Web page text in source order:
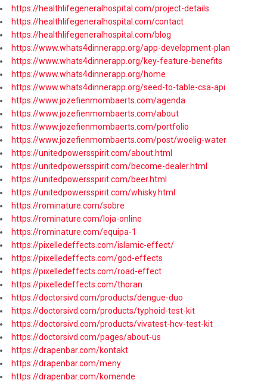
https://healthlifegeneralhospital.com/project-details
https://healthlifegeneralhospital.com/contact
https://healthlifegeneralhospital.com/blog
https://www.whats4dinnerapp.org/app-development-plan
https://www.whats4dinnerapp.org/key-feature-benefits
https://www.whats4dinnerapp.org/home
https://www.whats4dinnerapp.org/seed-to-table-csa-api
https://www.jozefienmombaerts.com/agenda
https://www.jozefienmombaerts.com/about
https://www.jozefienmombaerts.com/portfolio
https://www.jozefienmombaerts.com/post/woelig-water
https://unitedpowersspirit.com/about.html
https://unitedpowersspirit.com/become-dealer.html
https://unitedpowersspirit.com/beer.html
https://unitedpowersspirit.com/whisky.html
https://rominature.com/sobre
https://rominature.com/loja-online
https://rominature.com/equipa-1
https://pixelledeffects.com/islamic-effect/
https://pixelledeffects.com/god-effects
https://pixelledeffects.com/road-effect
https://pixelledeffects.com/thoran
https://doctorsivd.com/products/dengue-duo
https://doctorsivd.com/products/typhoid-test-kit
https://doctorsivd.com/products/vivatest-hcv-test-kit
https://doctorsivd.com/pages/about-us
https://drapenbar.com/kontakt
https://drapenbar.com/meny
https://drapenbar.com/komende